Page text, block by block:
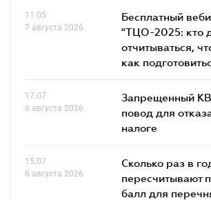
11.05
7 августа 2026
Бесплатный
"ТЦО-2025: кто
отчитываться,
как
17.07
6 августа 2026
Запрещенный
повод для
налоге
15.07
6 августа 2026
Сколько раз в
пересчитывают
балл для